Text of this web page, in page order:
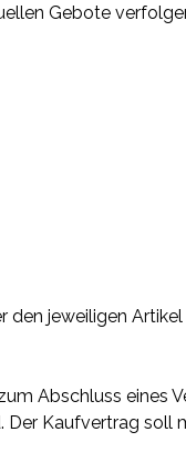
Gebote
den jeweiligen Artikel
Abschluss eines
Der Kaufvertrag soll